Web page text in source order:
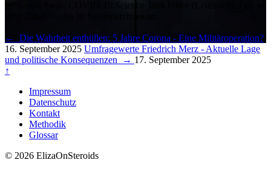
leitete die Swiss COVID-19 Science Task Force (Leitlinien). Das ist
←
Die Wahrheit enthüllen: 5 Jahre Corona - Eine Militäroperation?
16. September 2025 Umfragewerte Friedrich Merz - Aktuelle Lage
und politische Konsequenzen
→ 17. September 2025
↑
Impressum
Datenschutz
Kontakt
Methodik
Glossar
© 2026 ElizaOnSteroids